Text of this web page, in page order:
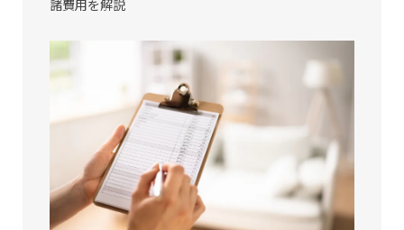
諸費用を解説